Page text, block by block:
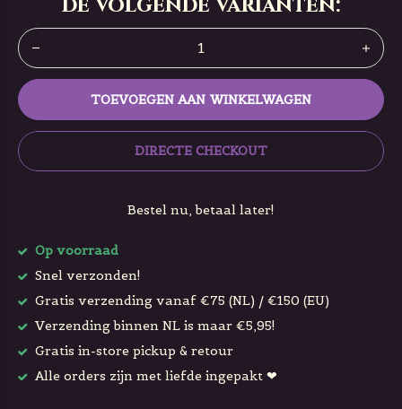
TOEVOEGEN AAN WINKELWAGEN
DIRECTE CHECKOUT
Bestel nu, betaal later!
Op voorraad
Snel verzonden!
Gratis verzending vanaf €75 (NL) / €150 (EU)
Verzending binnen NL is maar €5,95!
Gratis in-store pickup & retour
Alle orders zijn met liefde ingepakt ❤